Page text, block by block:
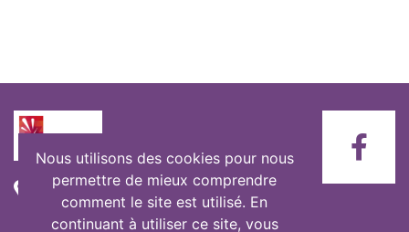
Mairie de Saint-Savin
1 place de la Mairie
Nous utilisons des cookies pour nous
permettre de mieux comprendre
comment le site est utilisé. En
continuant à utiliser ce site, vous